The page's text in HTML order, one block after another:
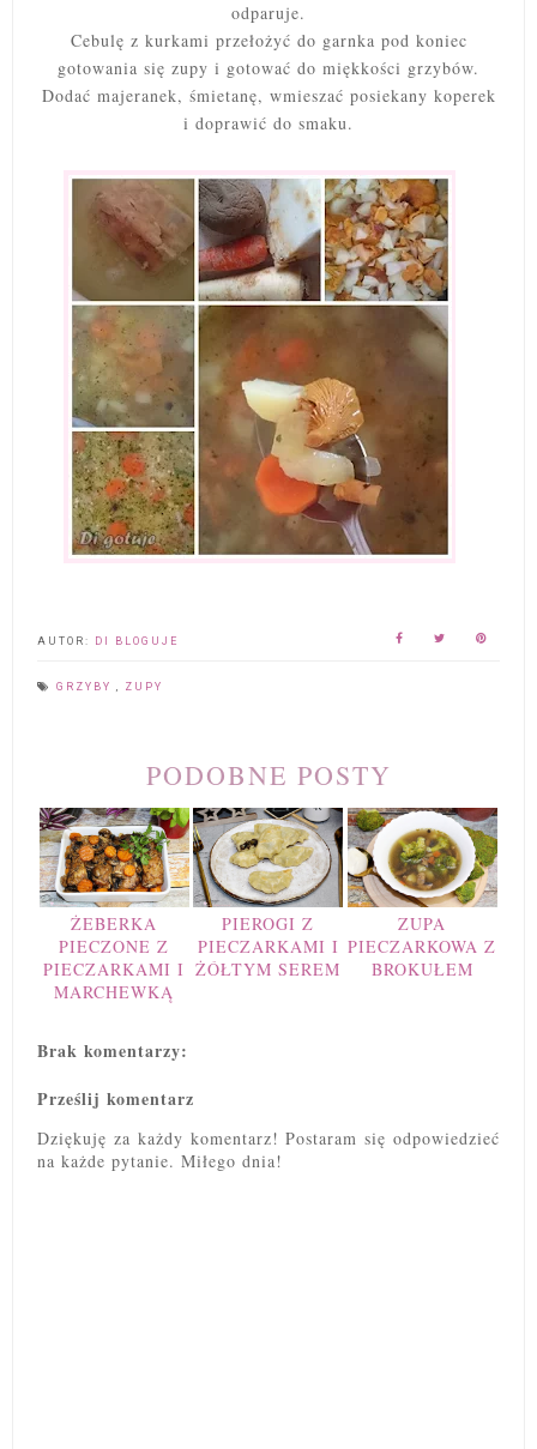
odparuje.
Cebulę z kurkami przełożyć do garnka pod koniec
gotowania się zupy i gotować do miękkości grzybów.
Dodać majeranek, śmietanę, wmieszać posiekany koperek
i doprawić do smaku.
AUTOR: DI BLOGUJE
GRZYBY , ZUPY
PODOBNE POSTY
ŻEBERKA
PIECZONE Z
PIECZARKAMI I
MARCHEWKĄ
PIEROGI Z
PIECZARKAMI I
ŻÓŁTYM SEREM
ZUPA
PIECZARKOWA Z
BROKUŁEM
Brak komentarzy:
Prześlij komentarz
Dziękuję za każdy komentarz! Postaram się odpowiedzieć
na każde pytanie. Miłego dnia!